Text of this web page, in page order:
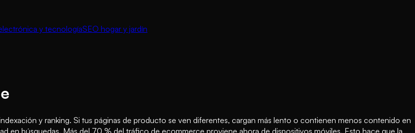
y tecnologíaSEO hogar y jardín
y ranking. Si tus páginas de producto se ven diferentes, cargan más lento o contienen menos contenido en
en búsquedas. Más del 70 % del tráfico de ecommerce proviene ahora de dispositivos móviles. Esto hace que la